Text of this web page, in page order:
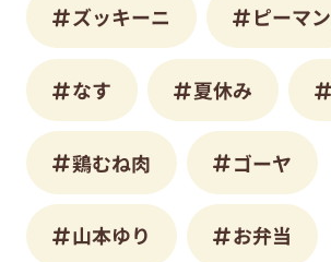
ズッキーニ ピーマン
なす 夏休み
鶏むね肉 ゴーヤ
山本ゆり お弁当